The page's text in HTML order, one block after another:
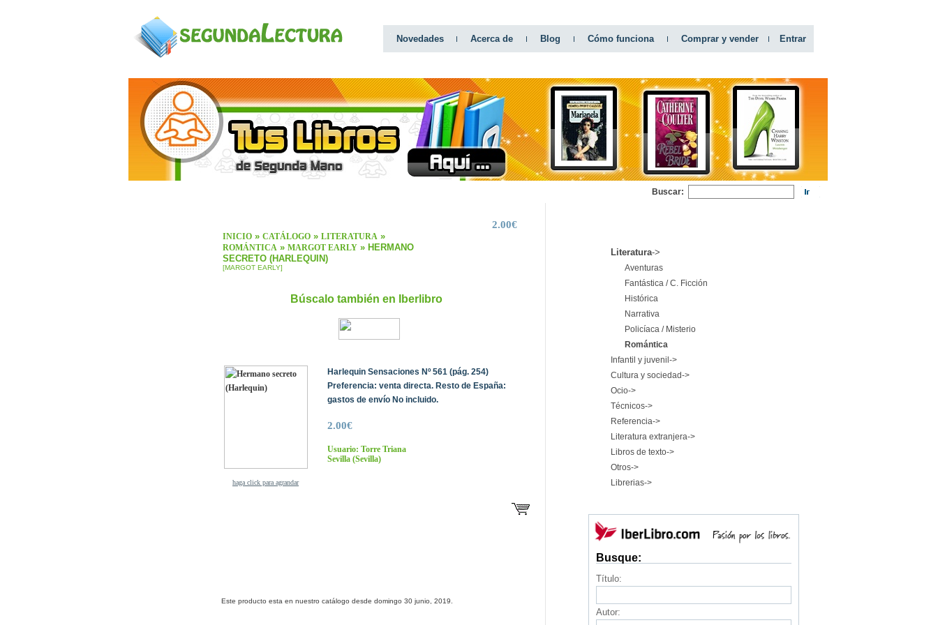
Novedades Acerca de Blog Cómo funciona Comprar y vender Entrar
Buscar:
INICIO» CATÁLOGO» LITERATURA»
ROMÁNTICA» MARGOT EARLY» HERMANO
SECRETO (HARLEQUIN)
[MARGOT EARLY]
2.00€
Búscalo también en Iberlibro
haga click para agrandar
Harlequin Sensaciones Nº 561 (pág. 254)
Preferencia: venta directa. Resto de España:
gastos de envío No incluido.
2.00€
Usuario: Torre Triana
Sevilla(Sevilla)
Este producto esta en nuestro catálogo desde domingo 30 junio, 2019.
Literatura->
Aventuras
Fantástica / C. Ficción
Histórica
Narrativa
Policíaca / Misterio
Romántica
Infantil y juvenil->
Cultura y sociedad->
Ocio->
Técnicos->
Referencia->
Literatura extranjera->
Libros de texto->
Otros->
Librerias->
Busque:
Título:
Autor: